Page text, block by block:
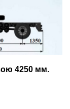
4250 мм.